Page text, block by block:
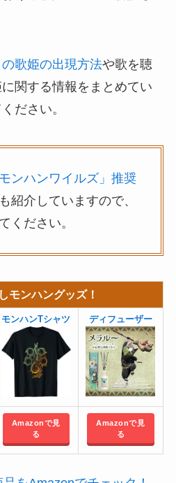
の歌姫の出現方法や歌を聴
関する情報をまとめてい
ださい。
モンハンワイルズ」推奨
紹介していますので、
ください。
モンハングッズ！
モンハンTシャツ ディフューザー
Amazonで見
る
Amazonで見
る